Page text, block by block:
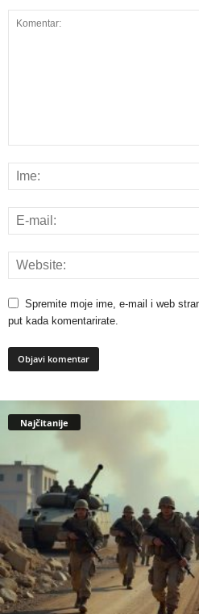
Spremite moje ime, e-mail i web
put kada komentarirate.
Najčitanije